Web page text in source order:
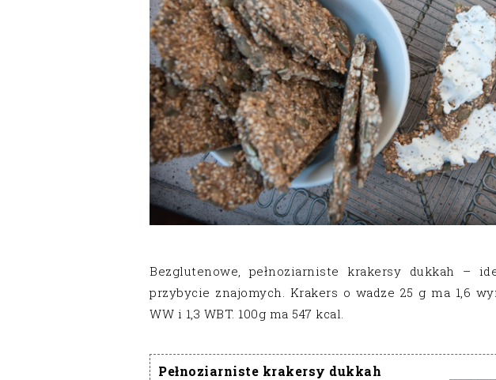
Bezglutenowe, pełnoziarniste krakersy dukkah –
przybycie znajomych. Krakers o wadze 25 g ma 1,6
WW i 1,3 WBT. 100g ma 547 kcal.
Pełnoziarniste krakersy dukkah